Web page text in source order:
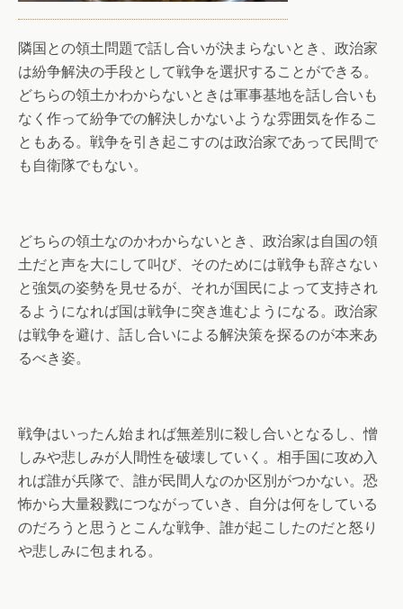
隣国との領土問題で話し合いが決まらないとき、政治家
は紛争解決の手段として戦争を選択することができる。
どちらの領土かわからないときは軍事基地を話し合いも
なく作って紛争での解決しかないような雰囲気を作るこ
ともある。戦争を引き起こすのは政治家であって民間で
も自衛隊でもない。
どちらの領土なのかわからないとき、政治家は自国の領
土だと声を大にして叫び、そのためには戦争も辞さない
と強気の姿勢を見せるが、それが国民によって支持され
るようになれば国は戦争に突き進むようになる。政治家
は戦争を避け、話し合いによる解決策を探るのが本来あ
るべき姿。
戦争はいったん始まれば無差別に殺し合いとなるし、憎
しみや悲しみが人間性を破壊していく。相手国に攻め入
れば誰が兵隊で、誰が民間人なのか区別がつかない。恐
怖から大量殺戮につながっていき、自分は何をしている
のだろうと思うとこんな戦争、誰が起こしたのだと怒り
や悲しみに包まれる。